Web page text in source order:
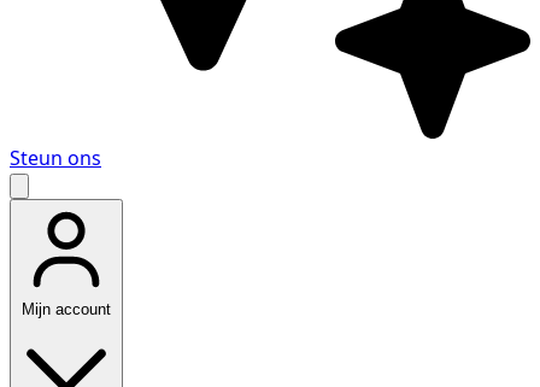
Steun ons
Mijn account